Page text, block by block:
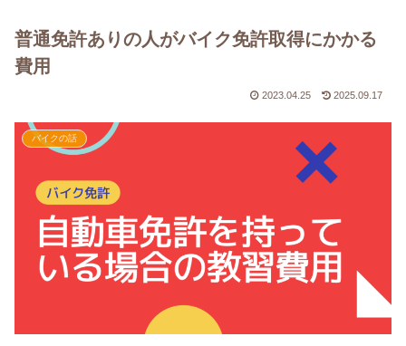
普通免許ありの人がバイク免許取得にかかる
費用
2023.04.25 2025.09.17
バイクの話